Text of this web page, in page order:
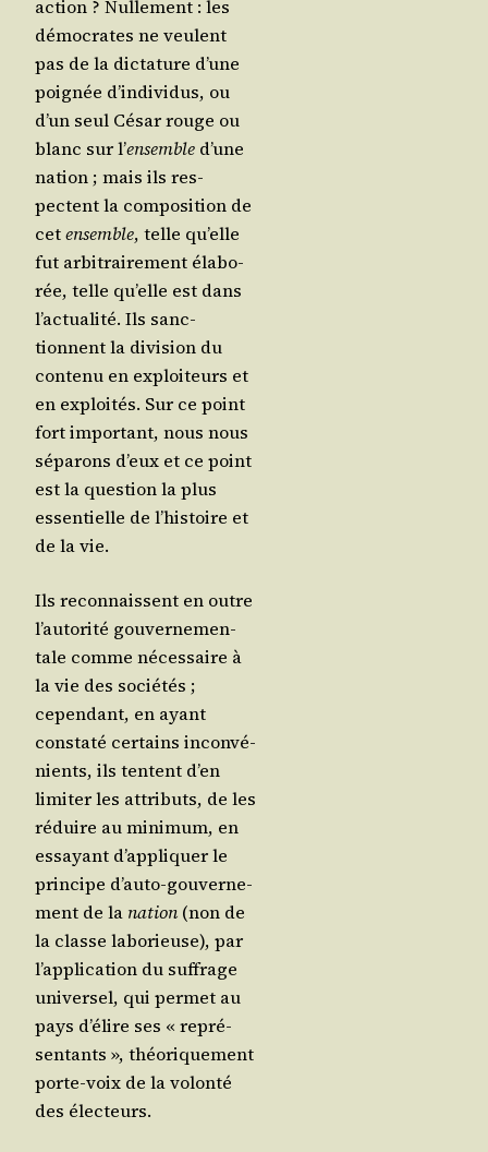
action ? Nul­le­ment : les
démo­crates ne veulent
pas de la dic­ta­ture d’une
poi­gnée d’in­di­vi­dus, ou
d’un seul César rouge ou
blanc sur l’ensemble d’une
nation ; mais ils res­
pectent la com­po­si­tion de
cetensemble, telle qu’elle
fut arbi­trai­re­ment éla­bo­
rée, telle qu’elle est dans
l’ac­tua­li­té. Ils sanc­
tionnent la divi­sion du
conte­nu en exploi­teurs et
en exploi­tés. Sur ce point
fort impor­tant, nous nous
sépa­rons d’eux et ce point
est la ques­tion la plus
essen­tielle de l’his­toire et
de la vie.
Ils recon­naissent en outre
l’au­to­ri­té gou­ver­ne­men­
tale comme néces­saire à
la vie des socié­tés ;
cepen­dant, en ayant
consta­té cer­tains incon­vé­
nients, ils tentent d’en
limi­ter les attri­buts, de les
réduire au mini­mum, en
essayant d’ap­pli­quer le
prin­cipe d’au­to-gou­ver­ne­
ment de la nation (non de
la classe labo­rieuse), par
l’ap­pli­ca­tion du suf­frage
uni­ver­sel, qui per­met au
pays d’é­lire ses « repré­
sen­tants », théo­ri­que­ment
porte-voix de la volon­té
des électeurs.